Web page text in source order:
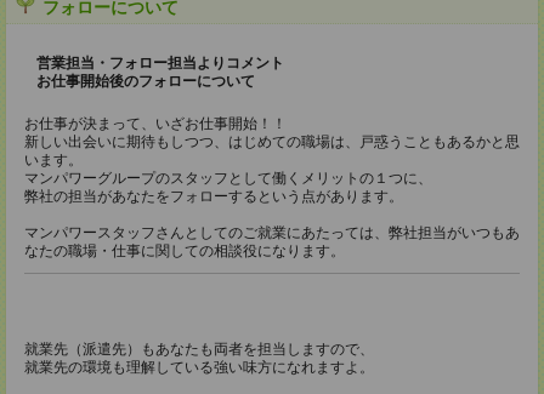
フォローについて
営業担当・フォロー担当よりコメント
お仕事開始後のフォローについて
お仕事が決まって、いざお仕事開始！！
新しい出会いに期待もしつつ、はじめての職場は、戸惑うこともあるかと思
います。
マンパワーグループのスタッフとして働くメリットの１つに、
弊社の担当があなたをフォローするという点があります。
マンパワースタッフさんとしてのご就業にあたっては、弊社担当がいつもあ
なたの職場・仕事に関しての相談役になります。
就業先（派遣先）もあなたも両者を担当しますので、
就業先の環境も理解している強い味方になれますよ。